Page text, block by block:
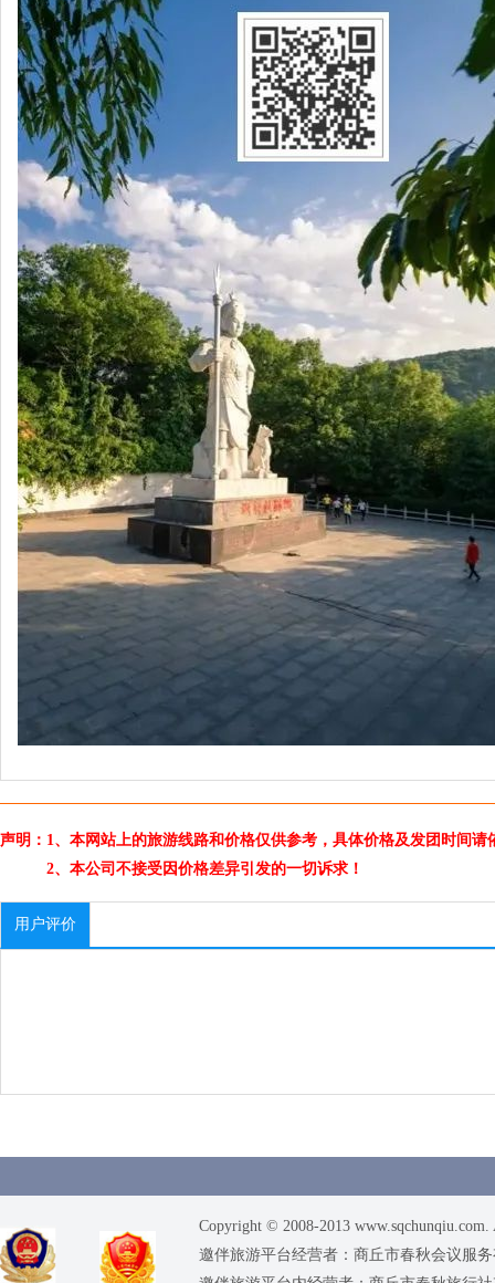
声明：1、本网站上的旅游线路和价格仅供参考，具体价格及发团时间
2、本公司不接受因价格差异引发的一切诉求！
用户评价
Copyright © 2008-2013
邀伴旅游平台经营者：商丘市春秋会议服